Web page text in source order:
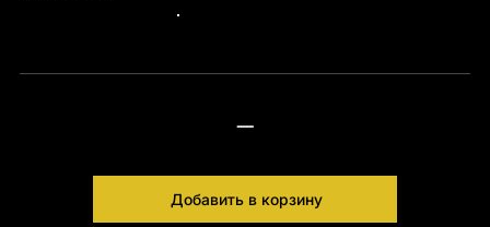
—
Добавить в корзину